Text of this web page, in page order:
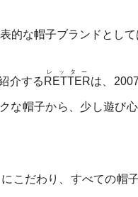
的な帽子ブランドとして
介する RETTER
レッター
は、
な帽子から、少し遊び
こだわり、すべての帽